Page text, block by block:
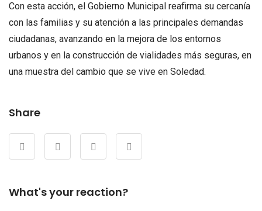
Con esta acción, el Gobierno Municipal reafirma su cercanía
con las familias y su atención a las principales demandas
ciudadanas, avanzando en la mejora de los entornos
urbanos y en la construcción de vialidades más seguras, en
una muestra del cambio que se vive en Soledad.
Share
What's your reaction?